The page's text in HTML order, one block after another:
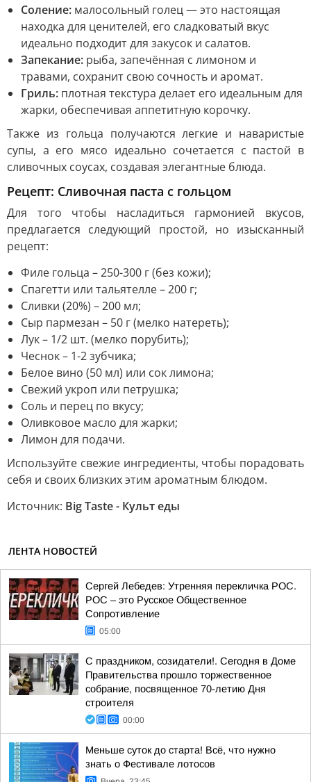
Соление: малосольный голец — это настоящая
находка для ценителей, его сладковатый вкус
идеально подходит для закусок и салатов.
Запекание: рыба, запечённая с лимоном и
травами, сохранит свою сочность и аромат.
Гриль: плотная текстура делает его идеальным для
жарки, обеспечивая аппетитную корочку.
Также из гольца получаются легкие и наваристые
супы, а его мясо идеально сочетается с пастой в
сливочных соусах, создавая элегантные блюда.
Рецепт: Сливочная паста с гольцом
Для того чтобы насладиться гармонией вкусов,
предлагается следующий простой, но изысканный
рецепт:
Филе гольца – 250-300 г (без кожи);
Спагетти или тальятелле – 200 г;
Сливки (20%) – 200 мл;
Сыр пармезан – 50 г (мелко натереть);
Лук – 1/2 шт. (мелко порубить);
Чеснок – 1-2 зубчика;
Белое вино (50 мл) или сок лимона;
Свежий укроп или петрушка;
Соль и перец по вкусу;
Оливковое масло для жарки;
Лимон для подачи.
Используйте свежие ингредиенты, чтобы порадовать
себя и своих близких этим ароматным блюдом.
Источник: Big Taste - Культ еды
ЛЕНТА НОВОСТЕЙ
Сергей Лебедев: Утренняя перекличка РОС.
РОС – это Русское Общественное
Сопротивление
05:00
С праздником, созидатели!. Сегодня в Доме
Правительства прошло торжественное
собрание, посвященное 70-летию Дня
строителя
00:00
Меньше суток до старта! Всё, что нужно
знать о Фестивале лотосов